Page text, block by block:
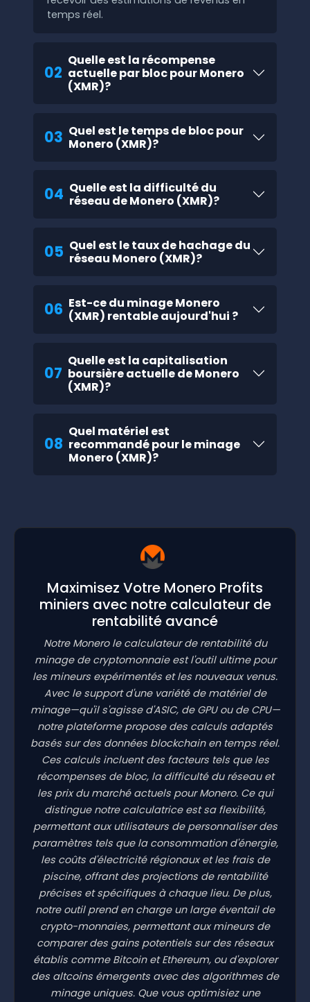
temps réel.
02
Quelle est la récompense
actuelle par bloc pour Monero
(XMR)?
03 Quel est le temps de bloc pour
Monero (XMR)?
04 Quelle est la difficulté du
réseau de Monero (XMR)?
05 Quel est le taux de hachage du
réseau Monero (XMR)?
06 Est-ce du minage Monero
(XMR) rentable aujourd'hui ?
07
Quelle est la capitalisation
boursière actuelle de Monero
(XMR)?
08
Quel matériel est
recommandé pour le minage
Monero (XMR)?
Maximisez Votre Monero Profits
miniers avec notre calculateur de
rentabilité avancé
Notre Monero le calculateur de rentabilité du
minage de cryptomonnaie est l'outil ultime pour
les mineurs expérimentés et les nouveaux venus.
Avec le support d'une variété de matériel de
minage—qu'il s'agisse d'ASIC, de GPU ou de CPU—
notre plateforme propose des calculs adaptés
basés sur des données blockchain en temps réel.
Ces calculs incluent des facteurs tels que les
récompenses de bloc, la difficulté du réseau et
les prix du marché actuels pour Monero. Ce qui
distingue notre calculatrice est sa flexibilité,
permettant aux utilisateurs de personnaliser des
paramètres tels que la consommation d'énergie,
les coûts d'électricité régionaux et les frais de
piscine, offrant des projections de rentabilité
précises et spécifiques à chaque lieu. De plus,
notre outil prend en charge un large éventail de
crypto-monnaies, permettant aux mineurs de
comparer des gains potentiels sur des réseaux
établis comme Bitcoin et Ethereum, ou d'explorer
des altcoins émergents avec des algorithmes de
minage uniques. Que vous optimisiez une